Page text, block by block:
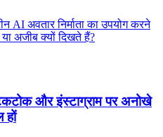
AI अवतार निर्माता का उपयोग करने
अजीब क्यों दिखते हैं?
और इंस्टाग्राम पर अनोखे
हों